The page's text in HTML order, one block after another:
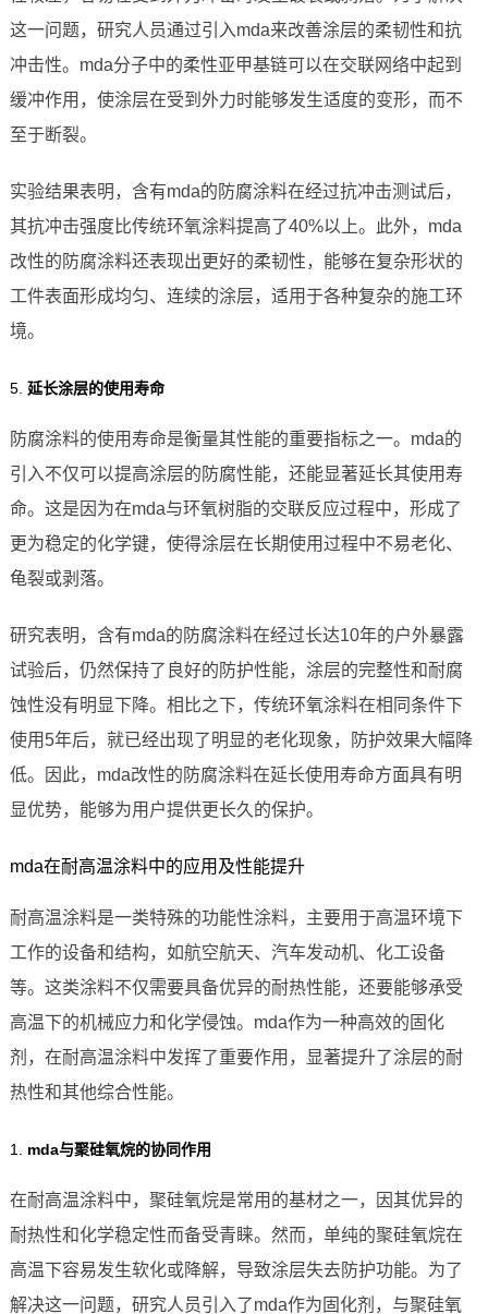
这一问题，研究人员通过引入mda来改善涂层的柔韧性和抗
冲击性。mda分子中的柔性亚甲基链可以在交联网络中起到
缓冲作用，使涂层在受到外力时能够发生适度的变形，而不
至于断裂。
实验结果表明，含有mda的防腐涂料在经过抗冲击测试后，
其抗冲击强度比传统环氧涂料提高了40%以上。此外，mda
改性的防腐涂料还表现出更好的柔韧性，能够在复杂形状的
工件表面形成均匀、连续的涂层，适用于各种复杂的施工环
境。
5. 延长涂层的使用寿命
防腐涂料的使用寿命是衡量其性能的重要指标之一。mda的
引入不仅可以提高涂层的防腐性能，还能显著延长其使用寿
命。这是因为在mda与环氧树脂的交联反应过程中，形成了
更为稳定的化学键，使得涂层在长期使用过程中不易老化、
龟裂或剥落。
研究表明，含有mda的防腐涂料在经过长达10年的户外暴露
试验后，仍然保持了良好的防护性能，涂层的完整性和耐腐
蚀性没有明显下降。相比之下，传统环氧涂料在相同条件下
使用5年后，就已经出现了明显的老化现象，防护效果大幅降
低。因此，mda改性的防腐涂料在延长使用寿命方面具有明
显优势，能够为用户提供更长久的保护。
mda在耐高温涂料中的应用及性能提升
耐高温涂料是一类特殊的功能性涂料，主要用于高温环境下
工作的设备和结构，如航空航天、汽车发动机、化工设备
等。这类涂料不仅需要具备优异的耐热性能，还要能够承受
高温下的机械应力和化学侵蚀。mda作为一种高效的固化
剂，在耐高温涂料中发挥了重要作用，显著提升了涂层的耐
热性和其他综合性能。
1. mda与聚硅氧烷的协同作用
在耐高温涂料中，聚硅氧烷是常用的基材之一，因其优异的
耐热性和化学稳定性而备受青睐。然而，单纯的聚硅氧烷在
高温下容易发生软化或降解，导致涂层失去防护功能。为了
解决这一问题，研究人员引入了mda作为固化剂，与聚硅氧